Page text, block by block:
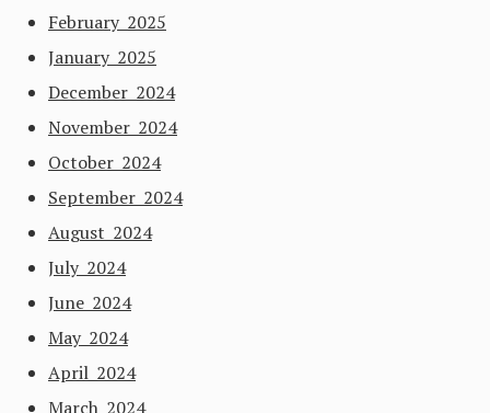
February 2025
January 2025
December 2024
November 2024
October 2024
September 2024
August 2024
July 2024
June 2024
May 2024
April 2024
March 2024